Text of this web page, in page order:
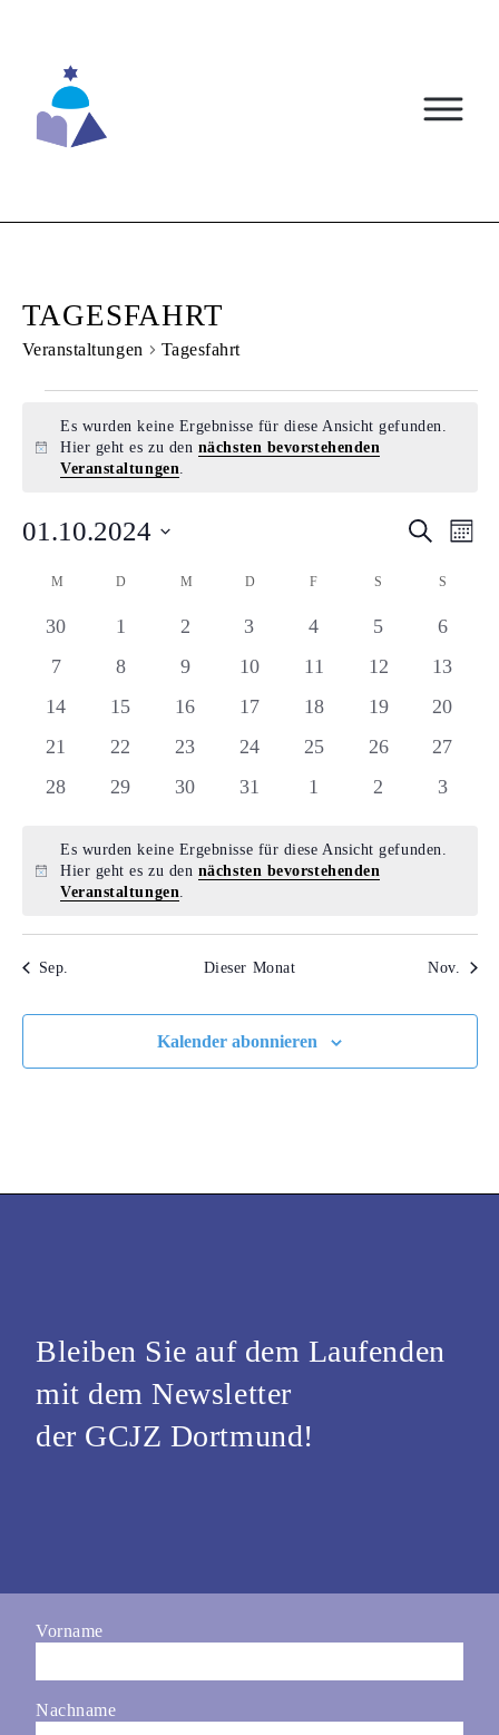
TAGESFAHRT
Veranstaltungen Tagesfahrt
Hinweis
Es wurden keine Ergebnisse für diese Ansicht gefunden.
Hier geht es zu den nächsten bevorstehenden
Veranstaltungen.
UND
Suche
01.10.2024
wählen.
KALENDER
VON
VERANSTALTUNGEN
M MONTAG
D DIENSTAG
M MITTWOCH
D DONNERSTAG
F FREITAGS SAMSTAG
S
0
Veranstaltungen
30
0
Veranstaltungen
1
0
Veranstaltungen
2
0
Veranstaltungen
3
0
Veranstaltungen
4
0
5
0
6
0
Veranstaltungen
7
0
Veranstaltungen
8
0
Veranstaltungen
9
0
Veranstaltungen
10
0
Veranstaltungen
11
0
Veranstaltungen
12
0
13
0
Veranstaltungen
14
0
Veranstaltungen
15
0
Veranstaltungen
16
0
Veranstaltungen
17
0
Veranstaltungen
18
0
Veranstaltungen
19
0
20
0
Veranstaltungen
21
0
Veranstaltungen
22
0
Veranstaltungen
23
0
Veranstaltungen
24
0
Veranstaltungen
25
0
Veranstaltungen
26
0
27
0
28
0
29
0
30
0
31
0
1
0
2
0
3
Hinweis
Es wurden keine Ergebnisse für diese Ansicht gefunden.
Hier geht es zu den nächsten bevorstehenden
Veranstaltungen.
Sep. Dieser Monat Nov.
Kalender abonnieren
Bleiben Sie auf dem Laufenden
mit dem Newsletter
der GCJZ Dortmund!
Vorname
Nachname